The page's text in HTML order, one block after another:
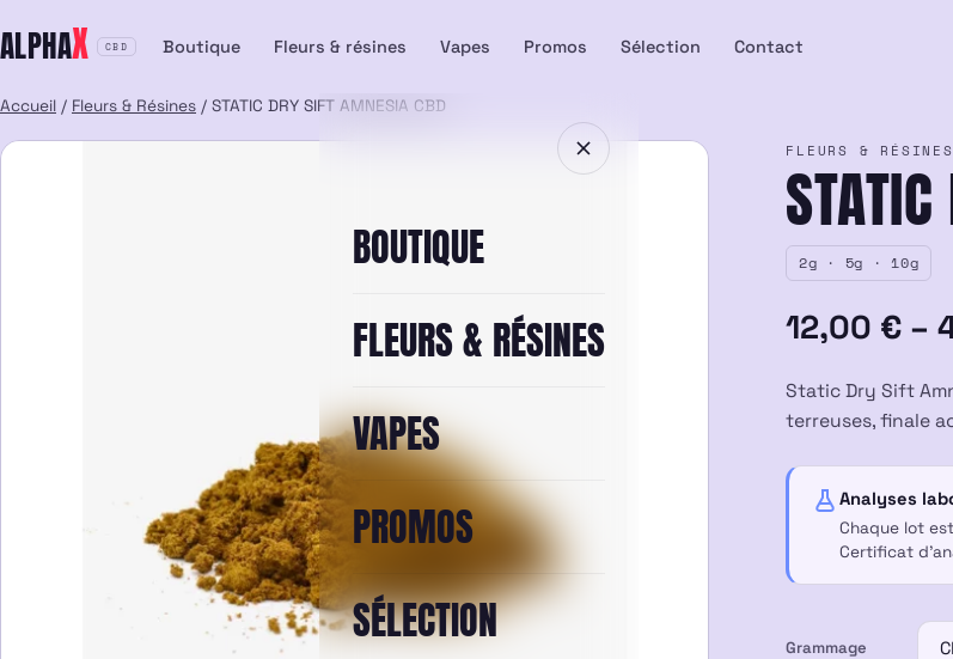
au
ALPHAX CBD Boutique Fleurs & résines Vapes Promos Sélection Contact
BOUTIQUE
FLEURS & RÉSINES
VAPES
PROMOS
SÉLECTION
Accueil / Fleurs & Résines / STATIC DRY SIFT AMNESIA CBD
FLEURS & RÉSINES
2g · 5g · 10g
12,00 € –
Plage
de
prix :
12,00 €
40,00 €
Static Dry Sift
terreuses, finale
Analyses
Chaque lot
Certificat
Grammage